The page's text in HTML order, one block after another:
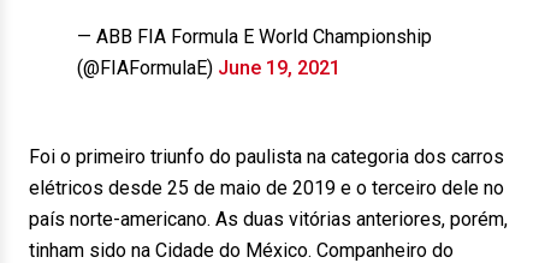
— ABB FIA Formula E World Championship
(@FIAFormulaE) June 19, 2021
Foi o primeiro triunfo do paulista na categoria dos carros
elétricos desde 25 de maio de 2019 e o terceiro dele no
país norte-americano. As duas vitórias anteriores, porém,
tinham sido na Cidade do México. Companheiro do